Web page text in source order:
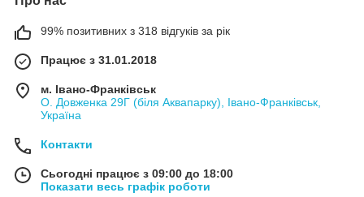
99% позитивних з 318 відгуків за рік
Працює з 31.01.2018
м. Івано-Франківськ
О. Довженка 29Г (біля Аквапарку), Івано-Франківськ,
Україна
Контакти
Сьогодні працює з 09:00 до 18:00
Показати весь графік роботи